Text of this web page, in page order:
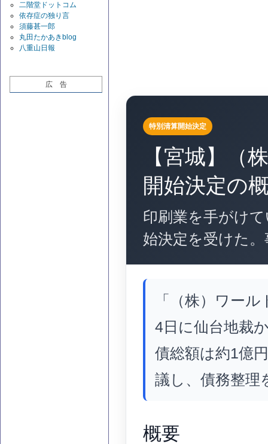
二階堂ドットコム
依存症の独り言
須藤甚一郎
丸田たかあきblog
八重山日報
広 告
特別清算開始決定
【宮城】（
開始決定の
印刷業を手がけ
始決定を受けた
「（株）ワー
4日に仙台地裁
債総額は約1億
議し、債務整理
概要